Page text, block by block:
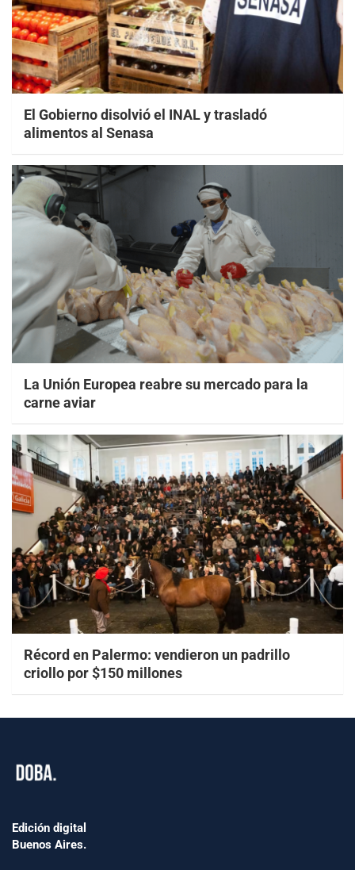
El Gobierno disolvió el INAL y trasladó
alimentos al Senasa
La Unión Europea reabre su mercado para la
carne aviar
Récord en Palermo: vendieron un padrillo
criollo por $150 millones
Edición digital
Buenos Aires.